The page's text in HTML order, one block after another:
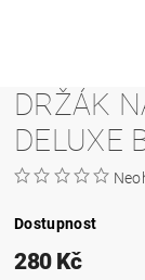
DRŽÁK
DELUXE
Dostupnost
280 Kč